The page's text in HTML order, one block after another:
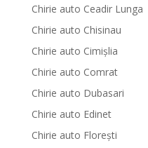
Chirie auto Ceadir Lunga
Chirie auto Chisinau
Chirie auto Cimișlia
Chirie auto Comrat
Chirie auto Dubasari
Chirie auto Edinet
Chirie auto Florești